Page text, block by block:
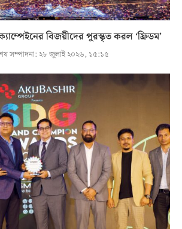
ক্যাম্পেইনের বিজয়ীদের পুরস্কৃত করল ‘ফ্রিডম’
সম্পাদনা: ২৮ জুলাই ২০২৬, ১৫:১৫